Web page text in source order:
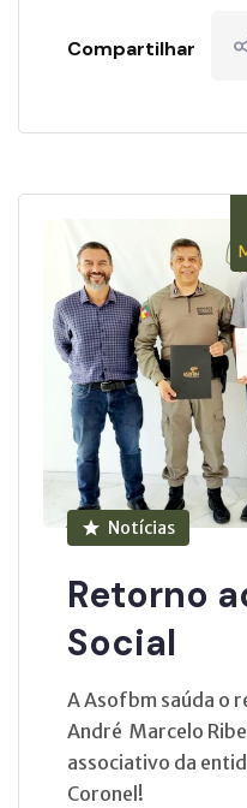
Compartilhar
Notícias
Retorno
Social
A Asofbm saúda o
André Marcelo
associativo da
Coronel!